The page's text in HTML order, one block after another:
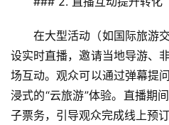
合
乡
村
在大型活动（如国际旅游
设实时直播，邀请当地导游、
场互动。观众可以通过弹幕提
浸式的“云旅游”体验。直播期
子票务，引导观众完成线上预订